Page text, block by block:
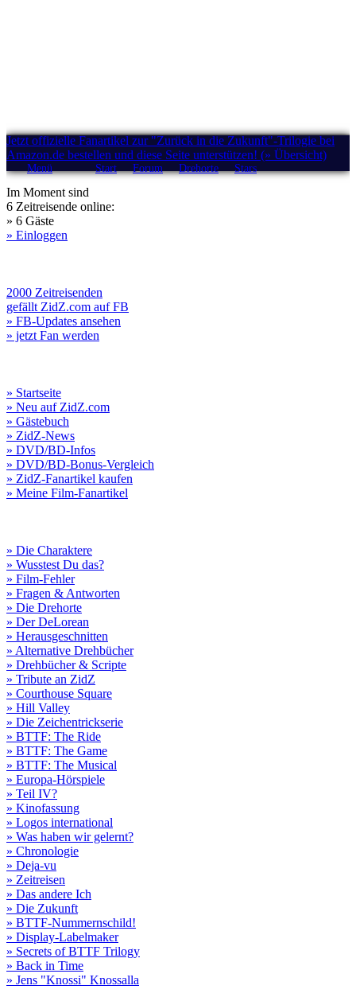
Jetzt offizielle Fanartikel zur "Zurück in die Zukunft"-Trilogie bei
Amazon.de bestellen und diese Seite unterstützen! (» Übersicht)
Menü Start Forum Drehorte Stars
Im Moment sind
6 Zeitreisende online:
» 6 Gäste
» Einloggen
2000 Zeitreisenden
gefällt ZidZ.com auf FB
» FB-Updates ansehen
» jetzt Fan werden
» Startseite
» Neu auf ZidZ.com
» Gästebuch
» ZidZ-News
» DVD/BD-Infos
» DVD/BD-Bonus-Vergleich
» ZidZ-Fanartikel kaufen
» Meine Film-Fanartikel
» Die Charaktere
» Wusstest Du das?
» Film-Fehler
» Fragen & Antworten
» Die Drehorte
» Der DeLorean
» Herausgeschnitten
» Alternative Drehbücher
» Drehbücher & Scripte
» Tribute an ZidZ
» Courthouse Square
» Hill Valley
» Die Zeichentrickserie
» BTTF: The Ride
» BTTF: The Game
» BTTF: The Musical
» Europa-Hörspiele
» Teil IV?
» Kinofassung
» Logos international
» Was haben wir gelernt?
» Chronologie
» Deja-vu
» Zeitreisen
» Das andere Ich
» Die Zukunft
» BTTF-Nummernschild!
» Display-Labelmaker
» Secrets of BTTF Trilogy
» Back in Time
» Jens "Knossi" Knossalla